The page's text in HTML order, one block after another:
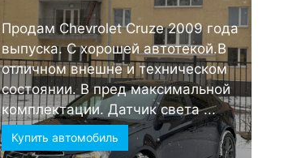
Продам Chevrolet Cruze 2009 года
выпуска. С хорошей автотекой.В
отличном внешне и техническом
состоянии. В пред максимальной
комплектации. Датчик света ...
Купить автомобиль